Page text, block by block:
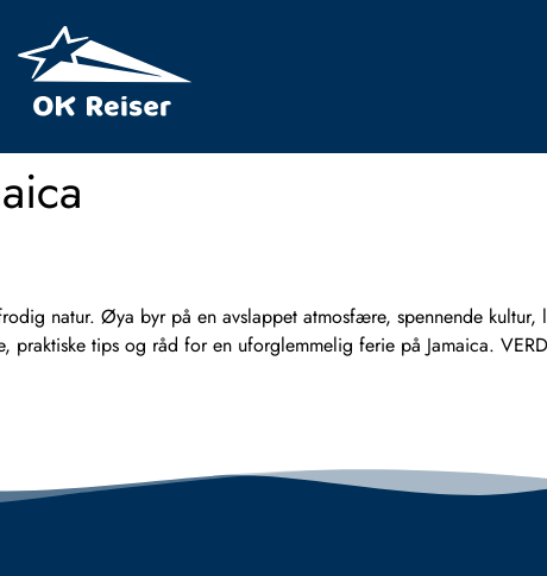
natur. Øya byr på en avslappet atmosfære, spennende
praktiske tips og råd for en uforglemmelig ferie på Jamaica.